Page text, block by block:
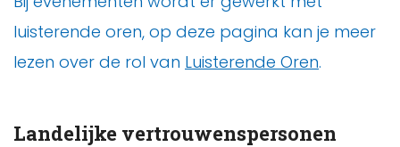
luisterende oren, op deze pagina kan je meer
lezen over de rol van Luisterende Oren.
Landelijke vertrouwenspersonen